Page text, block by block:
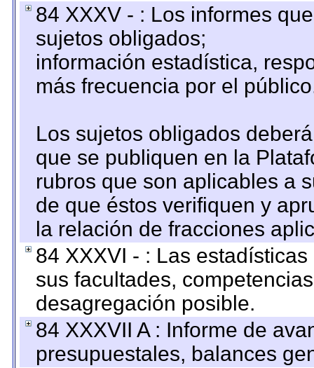
84 XXXV - : Los informes
sujetos obligados;
información estadística,
más frecuencia por el
Los sujetos obligados
que se publiquen en la
rubros que son aplicables a
de que éstos verifiquen y
la relación de fracciones
84 XXXVI - : Las
sus facultades,
desagregación posible.
84 XXXVII A : Informe de
presupuestales, balances